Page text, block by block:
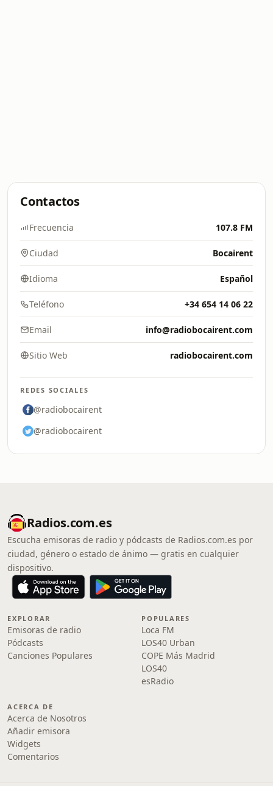
Contactos
Frecuencia 107.8 FM
Ciudad Bocairent
Idioma Español
Teléfono +34 654 14 06 22
Email info@radiobocairent.com
Sitio Web radiobocairent.com
REDES SOCIALES
@radiobocairent
@radiobocairent
Radios.com.es
Escucha emisoras de radio y pódcasts de Radios.com.es por
ciudad, género o estado de ánimo — gratis en cualquier
dispositivo.
EXPLORAR
Emisoras de radio
Pódcasts
Canciones Populares
POPULARES
Loca FM
LOS40 Urban
COPE Más Madrid
LOS40
esRadio
ACERCA DE
Acerca de Nosotros
Añadir emisora
Widgets
Comentarios